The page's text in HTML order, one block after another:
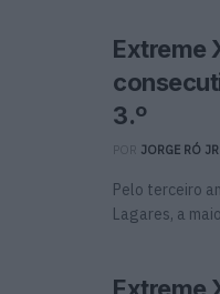
Extreme
3.º
JORGE RÓ JR.
Pelo terceiro
Lagares, a